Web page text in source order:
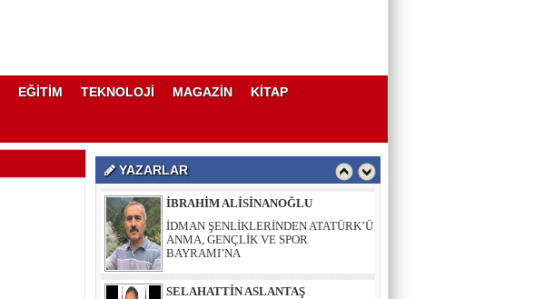
EĞİTİM TEKNOLOJİ MAGAZİN KİTAP
YAZARLAR
İBRAHİM ALİSİNANOĞLU
İDMAN ŞENLİKLERİNDEN ATATÜRK’Ü
ANMA, GENÇLİK VE SPOR
BAYRAMI’NA
SELAHATTİN ASLANTAŞ